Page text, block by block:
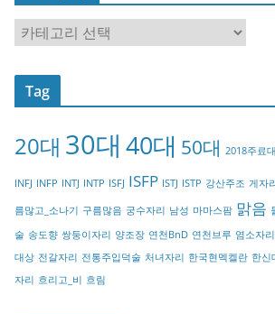
a
t
o
y
Tag
20대 30대 40대 50대 2018주료
INFJ INFP INTJ INTP ISFJ ISFP ISTJ ISTP 강산주조 게자
름많고_소나기 구름많음 궁수자리 남성 마마스팜 맑음
술 송도향 쌍둥이자리 양조장 연천BnD 연천브루 염소자리
대상 전갈자리 전통주입덕술 처녀자리 한국현멕켈란 한신
자리 흐리고_비 흐림